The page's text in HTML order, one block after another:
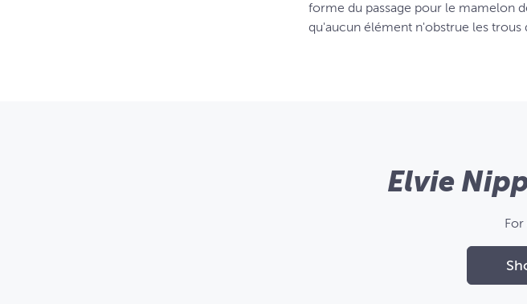
forme du passage pour le mamelon
qu'aucun élément n'obstrue les trous
Elvie